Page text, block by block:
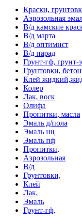
Краски,
Аэрозольная
В/д камские
В/д марта
В/д оптимист
В/д парад
Грунт-гф, грунт-
Грунтовки,
Клей
Колер
Лак, воск
Олифа
Пропитки, масла
Эмаль д/пола
Эмаль нц
Эмаль пф
Пропитки,
Аэрозольная
В/д
Грунтовки,
Клей
Лак,
Эмаль
Грунт-гф,